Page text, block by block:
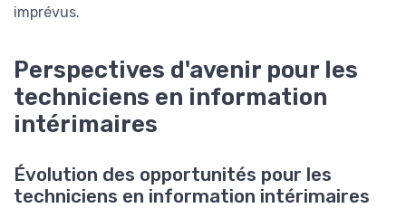
imprévus.
Perspectives d'avenir pour les
techniciens en information
intérimaires
Évolution des opportunités pour les
techniciens en information intérimaires